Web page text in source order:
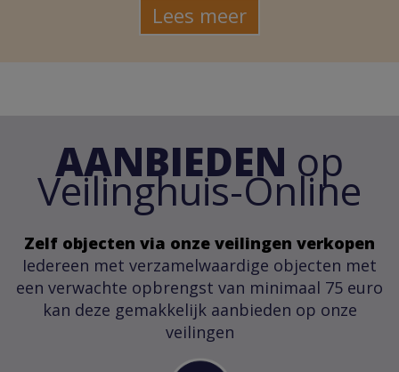
Lees meer
AANBIEDEN op
Veilinghuis-Online
Zelf objecten via onze veilingen verkopen
Iedereen met verzamelwaardige objecten met
een verwachte opbrengst van minimaal 75 euro
kan deze gemakkelijk aanbieden op onze
veilingen